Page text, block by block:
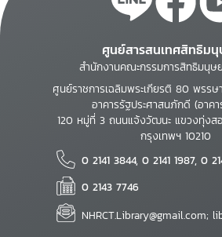
ศูนย์สารสนเทศสิทธิม
สำนักงานคณะกรรมการสิทธิมนุษ
ศูนย์ราชการเฉลิมพระเกียรติ 80 พรร
อาคารรัฐประศาสนภักดี (อาค
120 หมู่ที่ 3 ถนนแจ้งวัฒนะ แขวงทุ่งส
กรุงเทพฯ 10210
0 2141 3844, 0 2141 1987, 0
0 2143 7746
NHRCT.Library@gmail.com;